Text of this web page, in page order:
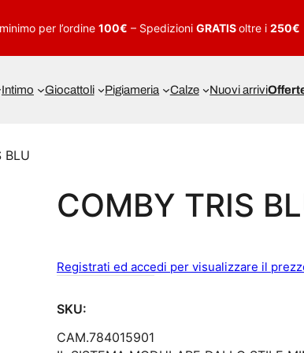
per l’ordine 100€ – Spedizioni GRATISoltre i 250€
Intimo Giocattoli Pigiameria Calze Nuovi arrivi
BLU
COMBY TRIS
Registrati ed accedi per visualizzare il
SKU:
CAM.784015901